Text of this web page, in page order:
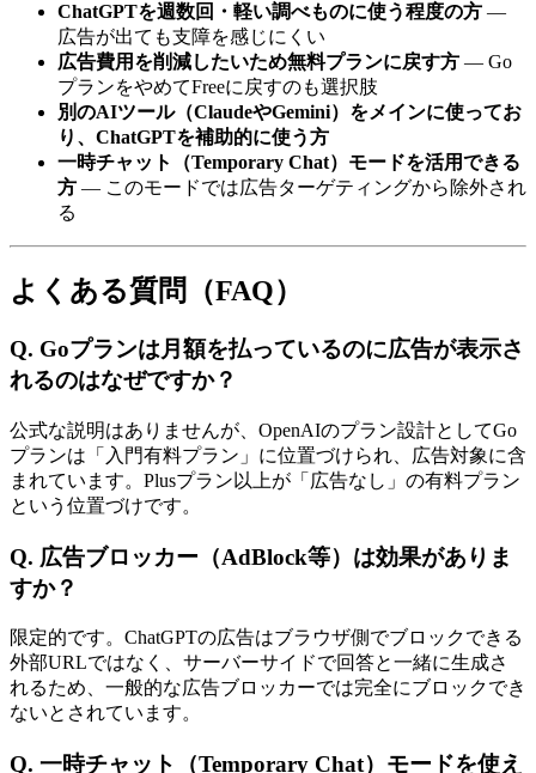
ChatGPTを週数回・軽い調べものに使う程度の方 —
広告が出ても支障を感じにくい
広告費用を削減したいため無料プランに戻す方 — Go
プランをやめてFreeに戻すのも選択肢
別のAIツール（ClaudeやGemini）をメインに使ってお
り、ChatGPTを補助的に使う方
一時チャット（Temporary Chat）モードを活用できる
方 — このモードでは広告ターゲティングから除外され
る
よくある質問（FAQ）
Q. Goプランは月額を払っているのに広告が表示さ
れるのはなぜですか？
公式な説明はありませんが、OpenAIのプラン設計としてGo
プランは「入門有料プラン」に位置づけられ、広告対象に含
まれています。Plusプラン以上が「広告なし」の有料プラン
という位置づけです。
Q. 広告ブロッカー（AdBlock等）は効果がありま
すか？
限定的です。ChatGPTの広告はブラウザ側でブロックできる
外部URLではなく、サーバーサイドで回答と一緒に生成さ
れるため、一般的な広告ブロッカーでは完全にブロックでき
ないとされています。
Q. 一時チャット（Temporary Chat）モードを使え